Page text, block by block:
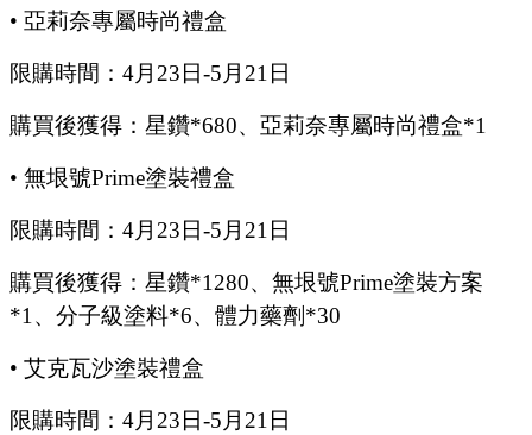
• 亞莉奈專屬時尚禮盒
限購時間： 4月 23 日-5月 21 日
購買後獲得：星鑽*680、亞莉奈專屬時尚禮盒*1
• 無垠號Prime塗裝禮盒
限購時間： 4月 23 日-5月 21 日
購買後獲得：星鑽*1280、無垠號Prime塗裝方案
*1、分子級塗料*6、體力藥劑*30
• 艾克瓦沙塗裝禮盒
限購時間： 4月 23 日-5月 21 日